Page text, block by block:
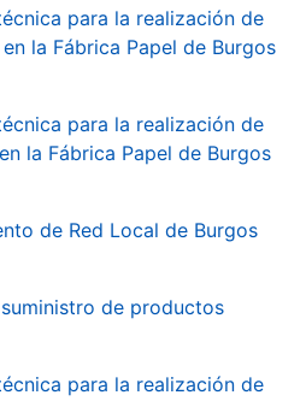
para la realización de
la Fábrica Papel de Burgos
para la realización de
la Fábrica Papel de Burgos
de Red Local de Burgos
de productos
para la realización de